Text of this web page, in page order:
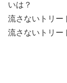
いは？
流さないトリー
流さないトリー